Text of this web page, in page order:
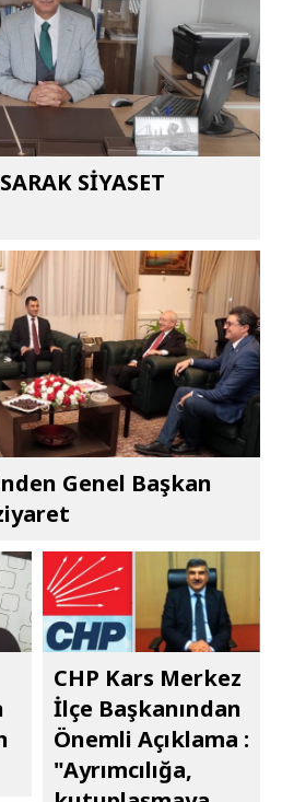
SİYASET
Genel Başkan
CHP Kars Merkez
İlçe Başkanından
Önemli Açıklama :
"Ayrımcılığa,